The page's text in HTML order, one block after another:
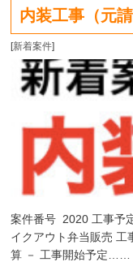
内装工事（元
[新着案件]
案件番号 2020 工事予
イクアウト弁当販売
算 － 工事開始予定……